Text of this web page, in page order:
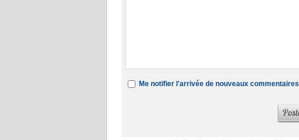
Me notifier l'arrivée de nouveaux commentaires